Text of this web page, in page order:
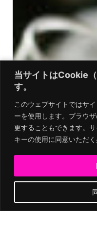
当サイトはCookie
す。
このウェブサイトではサ
ーを使用します。ブラウ
更することもできます。
キーの使用に同意いただく
当サイトはCookie
す。
このウェブサイトではサ
ーを使用します。ブラウ
更することもできます。
キーの使用に同意いただく